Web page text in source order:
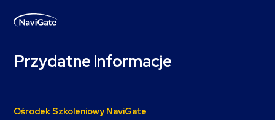
Przydatne informacje
Ośrodek Szkoleniowy NaviGate